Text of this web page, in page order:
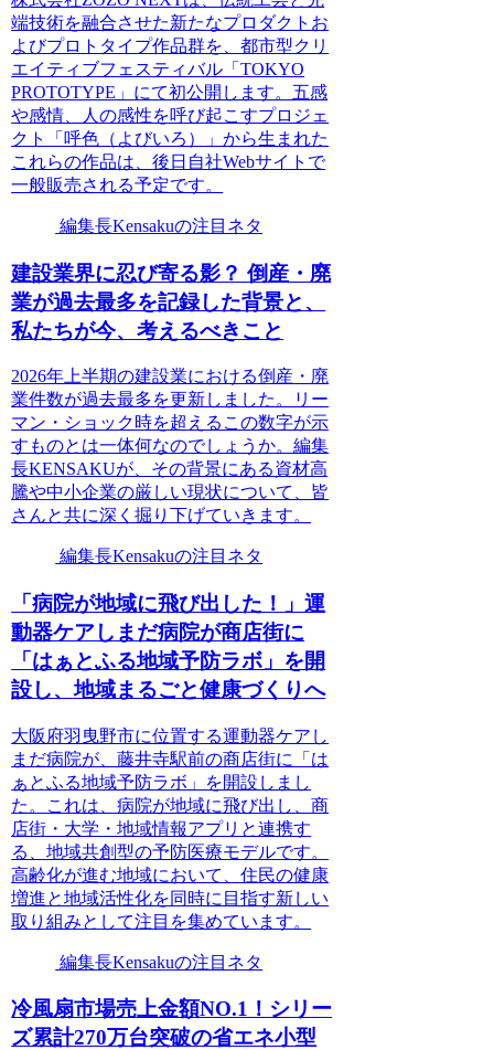
端技術を融合させた新たなプロダクトお
よびプロトタイプ作品群を、都市型クリ
エイティブフェスティバル「TOKYO
PROTOTYPE」にて初公開します。五感
や感情、人の感性を呼び起こすプロジェ
クト「呼色（よびいろ）」から生まれた
これらの作品は、後日自社Webサイトで
一般販売される予定です。
編集長Kensakuの注目ネタ
建設業界に忍び寄る影？ 倒産・廃
業が過去最多を記録した背景と、
私たちが今、考えるべきこと
2026年上半期の建設業における倒産・廃
業件数が過去最多を更新しました。リー
マン・ショック時を超えるこの数字が示
すものとは一体何なのでしょうか。編集
長KENSAKUが、その背景にある資材高
騰や中小企業の厳しい現状について、皆
さんと共に深く掘り下げていきます。
編集長Kensakuの注目ネタ
「病院が地域に飛び出した！」運
動器ケアしまだ病院が商店街に
「はぁとふる地域予防ラボ」を開
設し、地域まるごと健康づくりへ
大阪府羽曳野市に位置する運動器ケアし
まだ病院が、藤井寺駅前の商店街に「は
ぁとふる地域予防ラボ」を開設しまし
た。これは、病院が地域に飛び出し、商
店街・大学・地域情報アプリと連携す
る、地域共創型の予防医療モデルです。
高齢化が進む地域において、住民の健康
増進と地域活性化を同時に目指す新しい
取り組みとして注目を集めています。
編集長Kensakuの注目ネタ
冷風扇市場売上金額NO.1！シリー
ズ累計270万台突破の省エネ小型